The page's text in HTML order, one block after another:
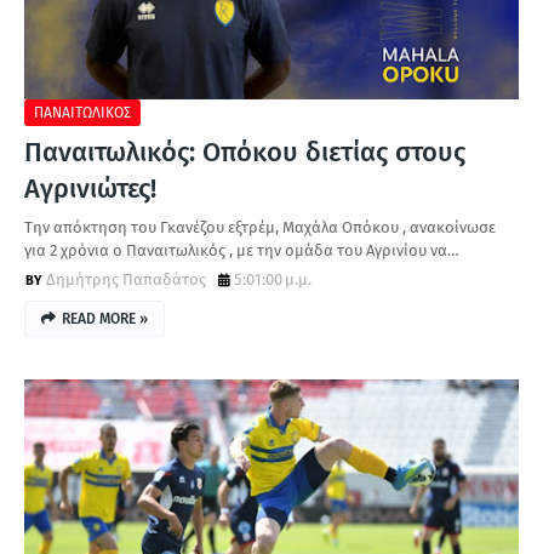
ΠΑΝΑΙΤΩΛΙΚΟΣ
Παναιτωλικός: Οπόκου διετίας στους
Αγρινιώτες!
Την απόκτηση του Γκανέζου εξτρέμ, Μαχάλα Οπόκου , ανακοίνωσε
για 2 χρόνια ο Παναιτωλικός , με την ομάδα του Αγρινίου να…
Δημήτρης Παπαδάτος
5:01:00 μ.μ.
READ MORE »